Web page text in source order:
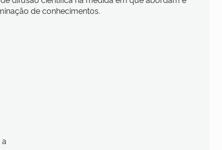
de conhecimentos.